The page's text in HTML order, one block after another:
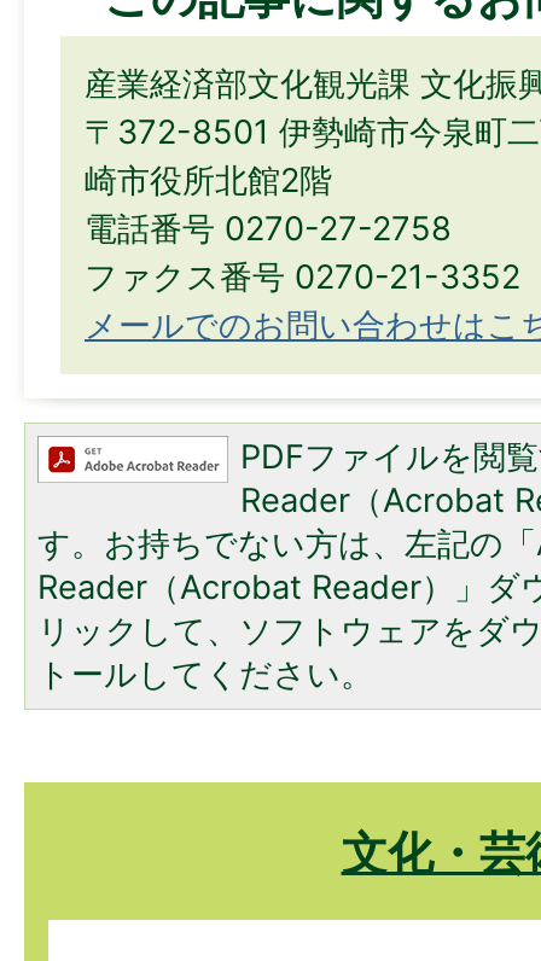
産業経済部文化観光課 文化振
〒372-8501 伊勢崎市今泉町
崎市役所北館2階
電話番号 0270-27-2758
ファクス番号 0270-21-3352
メールでのお問い合わせはこ
PDFファイルを閲
Reader（Acrobat
す。お持ちでない方は、左記の
Reader（Acrobat Reader）」ダ
リックして、ソフトウェアをダ
トールしてください。
文化・芸